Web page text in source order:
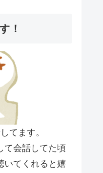
！
てます。
て会話してた頃
いてくれると嬉